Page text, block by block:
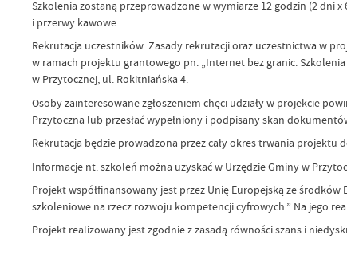
Szkolenia zostaną przeprowadzone w wymiarze 12 godzin (2 dni
i przerwy kawowe.
Rekrutacja uczestników: Zasady rekrutacji oraz uczestnictwa w
w ramach projektu grantowego pn. „Internet bez granic.
w Przytocznej, ul. Rokitniańska 4.
Osoby zainteresowane zgłoszeniem chęci udziały w projekcie
Przytoczna lub przesłać wypełniony i podpisany skan
Rekrutacja będzie prowadzona przez cały okres trwania projektu
Informacje nt. szkoleń można uzyskać w Urzędzie Gminy w
Projekt współfinansowany jest przez Unię Europejską ze środków
szkoleniowe na rzecz rozwoju kompetencji cyfrowych.” Na jego
Projekt realizowany jest zgodnie z zasadą równości szans i